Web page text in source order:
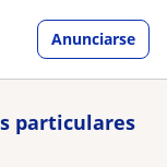
Anunciarse
particulares